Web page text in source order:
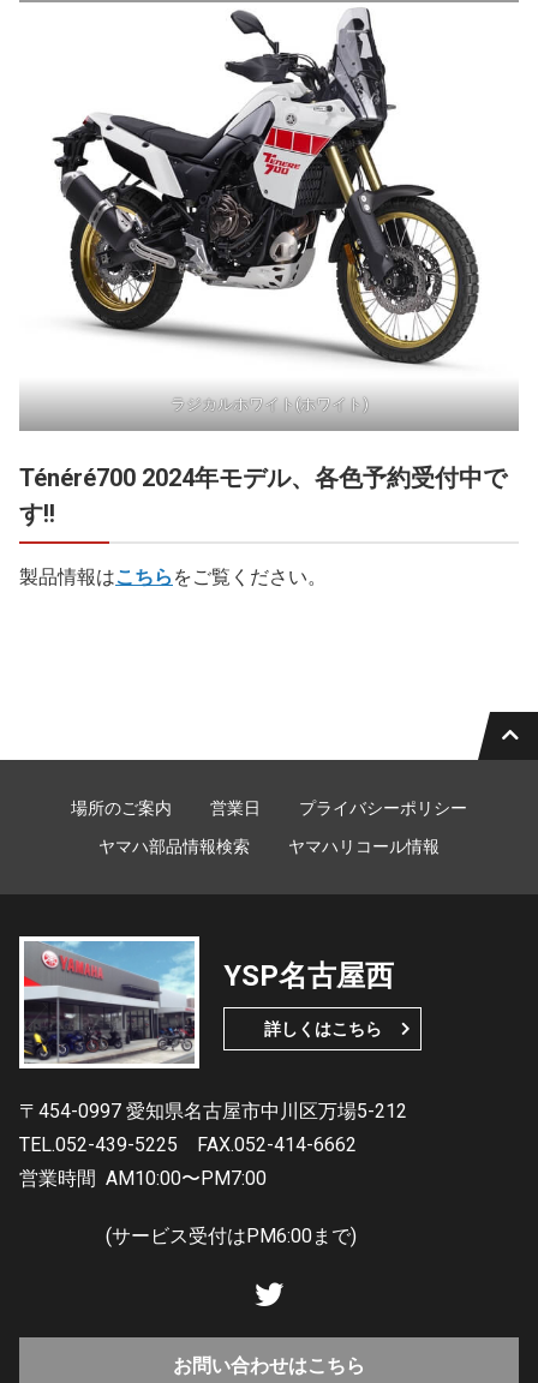
ラジカルホワイト(ホワイト)
Ténéré700 2024年モデル、各色予約受付中で
す!!
製品情報はこちら をご覧ください。
場所のご案内 営業日
プライバシーポリシー
ヤマハ部品情報検索
ヤマハリコール情報
YSP名古屋西
詳しくはこちら
〒454-0997 愛知県名古屋市中川区万場5-212
TEL.052-439-5225
FAX.052-414-6662
営業時間 AM10:00〜PM7:00
(サービス受付はPM6:00まで)
お問い合わせはこちら